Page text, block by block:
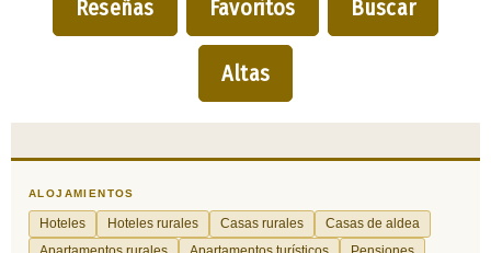
Reseñas Favoritos Buscar
Altas